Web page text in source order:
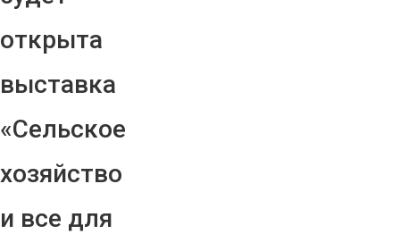
открыта
выставка
«Сельское
хозяйство
и все для